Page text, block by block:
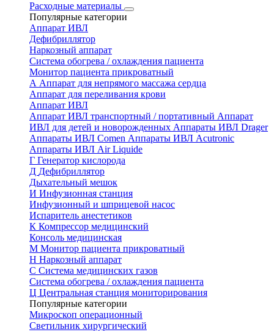
Расходные материалы
Популярные категории
Аппарат ИВЛ
Дефибриллятор
Наркозный аппарат
Система обогрева / охлаждения пациента
Монитор пациента прикроватный
А Аппарат для непрямого массажа сердца
Аппарат для переливания крови
Аппарат ИВЛ
Аппарат ИВЛ транспортный / портативный Аппарат
ИВЛ для детей и новорожденных Аппараты ИВЛ Drager
Аппараты ИВЛ Comen Аппараты ИВЛ Acutronic
Аппараты ИВЛ Air Liquide
Г Генератор кислорода
Д Дефибриллятор
Дыхательный мешок
И Инфузионная станция
Инфузионный и шприцевой насос
Испаритель анестетиков
К Компрессор медицинский
Консоль медицинская
М Монитор пациента прикроватный
Н Наркозный аппарат
С Система медицинских газов
Система обогрева / охлаждения пациента
Ц Центральная станция мониторирования
Популярные категории
Микроскоп операционный
Светильник хирургический